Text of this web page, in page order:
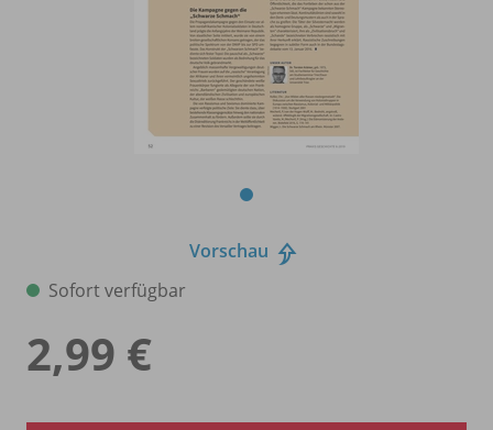
Vorschau
Sofort verfügbar
2,99 €